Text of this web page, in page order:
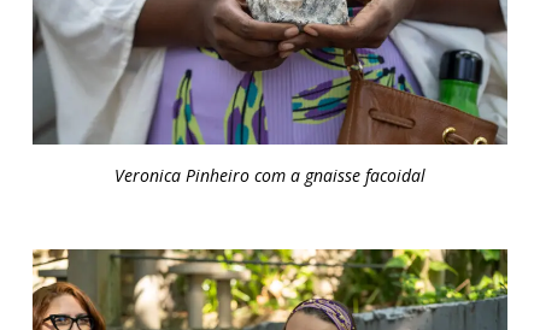
Veronica Pinheiro com a gnaisse facoidal